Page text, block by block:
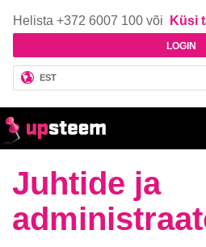
Helista +372 6007 100 või Küsi
LOGIN
EST
Juhtide ja